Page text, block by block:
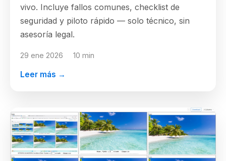
vivo. Incluye fallos comunes, checklist de
seguridad y piloto rápido — solo técnico, sin
asesoría legal.
29 ene 2026 10 min
Leer más →